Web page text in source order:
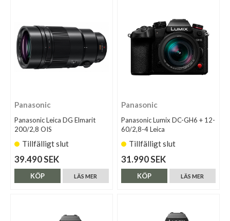
Panasonic
Panasonic Leica DG Elmarit
200/2,8 OIS
Tillfälligt slut
39.490 SEK
LÄS MER
KÖP
Panasonic
Panasonic Lumix DC-GH6 + 12-
60/2,8-4 Leica
Tillfälligt slut
31.990 SEK
LÄS MER
KÖP